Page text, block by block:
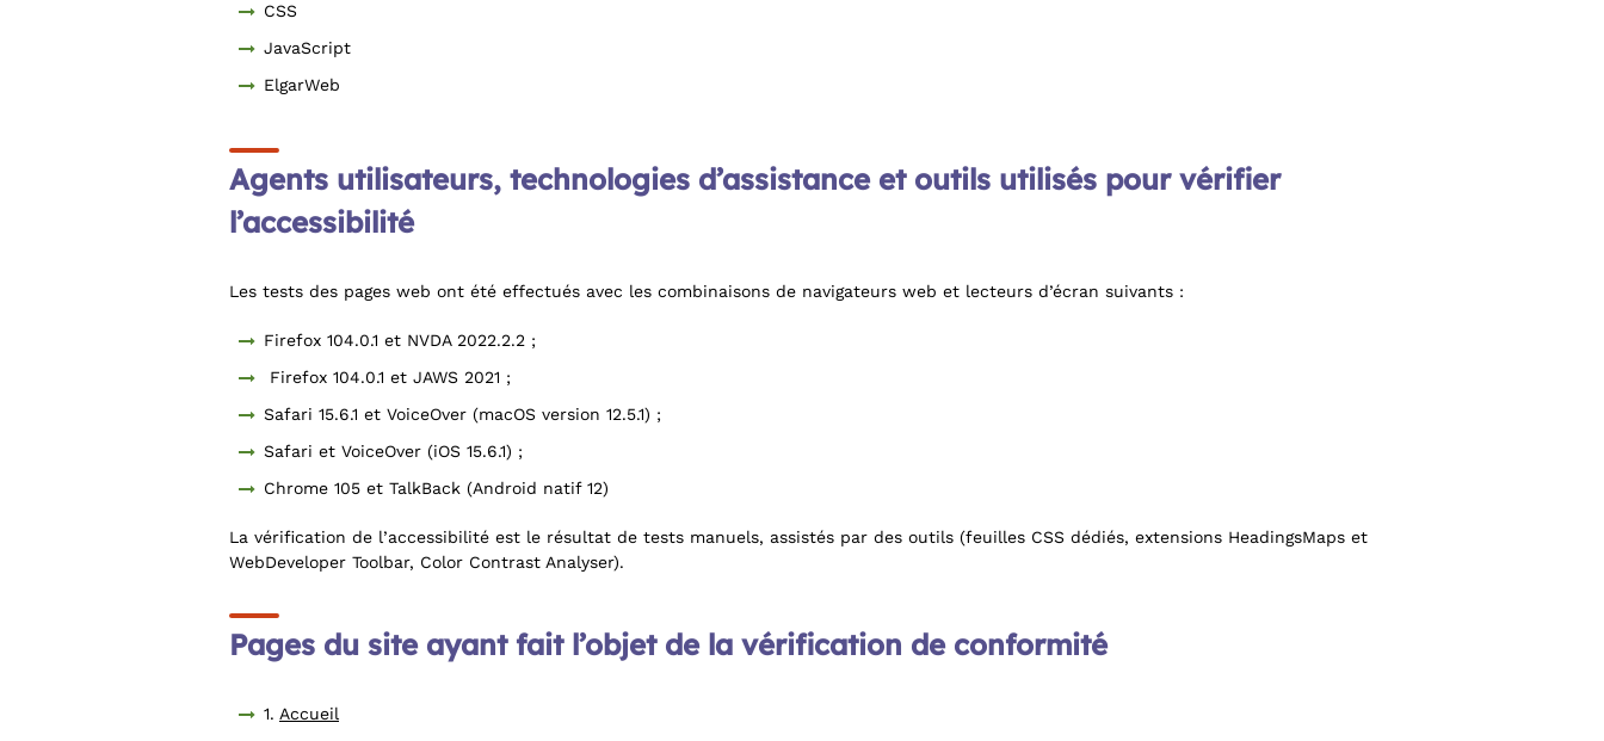
CSS
JavaScript
ElgarWeb
Agents utilisateurs, technologies d’assistance et outils utilisés pour vérifier
l’accessibilité
Les tests des pages web ont été effectués avec les combinaisons de navigateurs web et lecteurs d’écran suivants :
Firefox 104.0.1 et NVDA 2022.2.2 ;
Firefox 104.0.1 et JAWS 2021 ;
Safari 15.6.1 et VoiceOver (macOS version 12.5.1) ;
Safari et VoiceOver (iOS 15.6.1) ;
Chrome 105 et TalkBack (Android natif 12)
La vérification de l’accessibilité est le résultat de tests manuels, assistés par des outils (feuilles CSS dédiés, extensions HeadingsMaps et
WebDeveloper Toolbar, Color Contrast Analyser).
Pages du site ayant fait l’objet de la vérification de conformité
1. Accueil